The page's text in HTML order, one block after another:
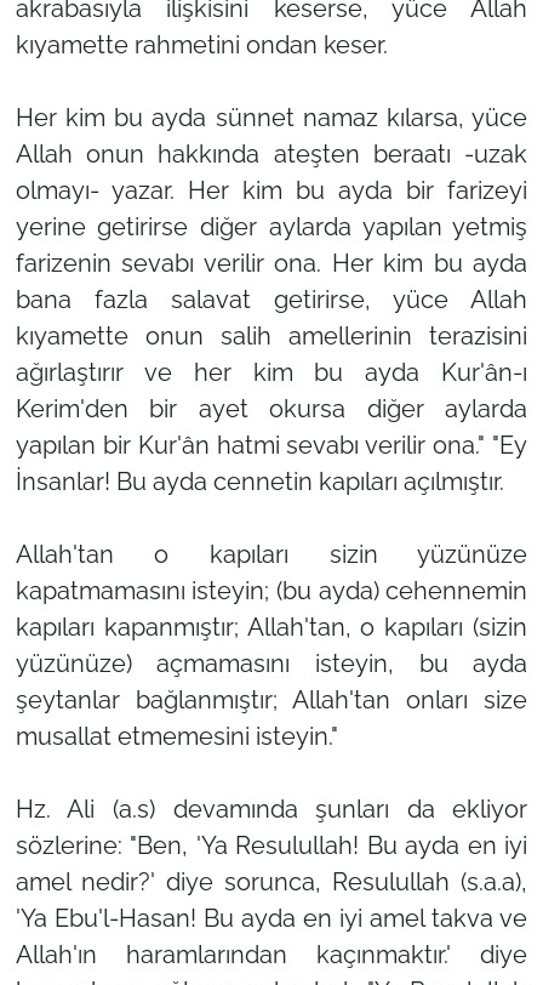
akrabasıyla ilişkisini keserse, yüce Allah
kıyamette rahmetini ondan keser.
Her kim bu ayda sünnet namaz kılarsa, yüce
Allah onun hakkında ateşten beraatı -uzak
olmayı- yazar. Her kim bu ayda bir farizeyi
yerine getirirse diğer aylarda yapılan yetmiş
farizenin sevabı verilir ona. Her kim bu ayda
bana fazla salavat getirirse, yüce Allah
kıyamette onun salih amellerinin terazisini
ağırlaştırır ve her kim bu ayda Kur'ân-ı
Kerim'den bir ayet okursa diğer aylarda
yapılan bir Kur'ân hatmi sevabı verilir ona." "Ey
İnsanlar! Bu ayda cennetin kapıları açılmıştır.
Allah'tan o kapıları sizin yüzünüze
kapatmamasını isteyin; (bu ayda) cehennemin
kapıları kapanmıştır; Allah'tan, o kapıları (sizin
yüzünüze) açmamasını isteyin, bu ayda
şeytanlar bağlanmıştır; Allah'tan onları size
musallat etmemesini isteyin."
Hz. Ali (a.s) devamında şunları da ekliyor
sözlerine: "Ben, 'Ya Resulullah! Bu ayda en iyi
amel nedir?' diye sorunca, Resulullah (s.a.a),
'Ya Ebu'l-Hasan! Bu ayda en iyi amel takva ve
Allah'ın haramlarından kaçınmaktır.' diye